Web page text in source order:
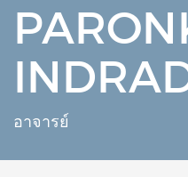
อาจารย์